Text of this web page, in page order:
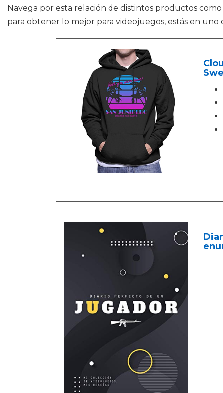
Navega por esta relación de distintos productos como
para obtener lo mejor para videojuegos, estás en uno